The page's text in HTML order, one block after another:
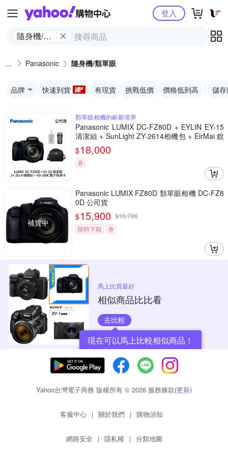
Yahoo購物中心
隨身機/類
登入
Panasonic 隨身機/類單眼
品牌 快速到貨 有現貨 挑戰低價 價格低到高 儲
類單眼相機的嶄新境界
Panasonic LUMIX DC-FZ80D + EYLIN EY-15
清潔組 + SunLight ZY-2614相機包 + EirMai 銳
瑪 HD-100C電子除濕卡 FZ80D (公司貨)
$18,000
券
補貨中
Panasonic LUMIX FZ80D 類單眼相機 DC-FZ8
0D 公司貨
$15,900 $16,736
限時下殺
券
馬上比買最好
相似商品比比看
去比較
現在可以馬上比較相似商品！
Yahoo台灣電子商務 版權所有 © 2026 服務條款(更新)
客服中心 | 關於我們 | 購物須知
網路安全 | 隱私權 | 分類地圖